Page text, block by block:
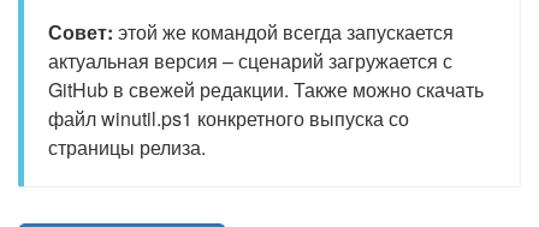
Совет: этой же командой всегда запускается
актуальная версия – сценарий загружается с
GitHub в свежей редакции. Также можно скачать
файл winutil.ps1 конкретного выпуска со
страницы релиза.